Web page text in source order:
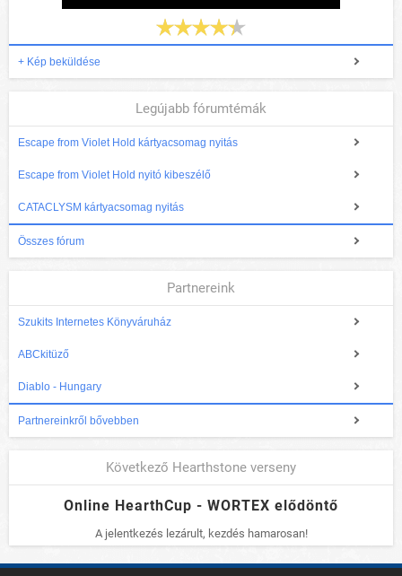
+ Kép beküldése
Legújabb fórumtémák
Escape from Violet Hold kártyacsomag nyitás
Escape from Violet Hold nyitó kibeszélő
CATACLYSM kártyacsomag nyitás
Összes fórum
Partnereink
Szukits Internetes Könyváruház
ABCkitüző
Diablo - Hungary
Partnereinkről bővebben
Következő Hearthstone verseny
Online HearthCup - WORTEX elődöntő
A jelentkezés lezárult, kezdés hamarosan!